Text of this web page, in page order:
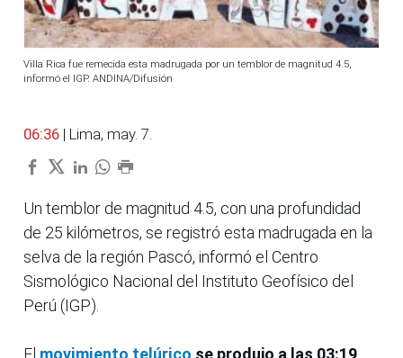
Villa Rica fue remecida esta madrugada por un temblor de magnitud 4.5,
informó el IGP. ANDINA/Difusión
06:36 | Lima, may. 7.
Un temblor de magnitud 4.5, con una profundidad
de 25 kilómetros, se registró esta madrugada en la
selva de la región Pascó, informó el Centro
Sismológico Nacional del Instituto Geofísico del
Perú (IGP).
El movimiento telúrico se produjo a las 03:19